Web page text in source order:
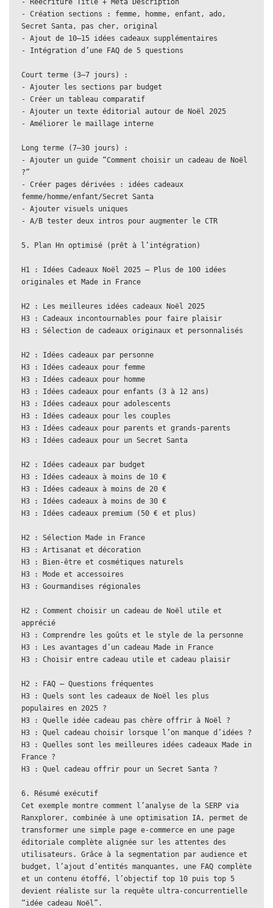
- Réécriture Title + Meta Description
- Création sections : femme, homme, enfant, ado,
Secret Santa, pas cher, original
- Ajout de 10–15 idées cadeaux supplémentaires
- Intégration d’une FAQ de 5 questions
Court terme (3–7 jours) :
- Ajouter les sections par budget
- Créer un tableau comparatif
- Ajouter un texte éditorial autour de Noël 2025
- Améliorer le maillage interne
Long terme (7–30 jours) :
- Ajouter un guide “Comment choisir un cadeau de Noël
?”
- Créer pages dérivées : idées cadeaux
femme/homme/enfant/Secret Santa
- Ajouter visuels uniques
- A/B tester deux intros pour augmenter le CTR
5. Plan Hn optimisé (prêt à l’intégration)
H1 : Idées Cadeaux Noël 2025 – Plus de 100 idées
originales et Made in France
H2 : Les meilleures idées cadeaux Noël 2025
H3 : Cadeaux incontournables pour faire plaisir
H3 : Sélection de cadeaux originaux et personnalisés
H2 : Idées cadeaux par personne
H3 : Idées cadeaux pour femme
H3 : Idées cadeaux pour homme
H3 : Idées cadeaux pour enfants (3 à 12 ans)
H3 : Idées cadeaux pour adolescents
H3 : Idées cadeaux pour les couples
H3 : Idées cadeaux pour parents et grands-parents
H3 : Idées cadeaux pour un Secret Santa
H2 : Idées cadeaux par budget
H3 : Idées cadeaux à moins de 10 €
H3 : Idées cadeaux à moins de 20 €
H3 : Idées cadeaux à moins de 30 €
H3 : Idées cadeaux premium (50 € et plus)
H2 : Sélection Made in France
H3 : Artisanat et décoration
H3 : Bien-être et cosmétiques naturels
H3 : Mode et accessoires
H3 : Gourmandises régionales
H2 : Comment choisir un cadeau de Noël utile et
apprécié
H3 : Comprendre les goûts et le style de la personne
H3 : Les avantages d’un cadeau Made in France
H3 : Choisir entre cadeau utile et cadeau plaisir
H2 : FAQ – Questions fréquentes
H3 : Quels sont les cadeaux de Noël les plus
populaires en 2025 ?
H3 : Quelle idée cadeau pas chère offrir à Noël ?
H3 : Quelles sont les meilleures idées cadeaux Made in
France ?
H3 : Quel cadeau offrir pour un Secret Santa ?
6. Résumé exécutif
Cet exemple montre comment l’analyse de la SERP via
Ranxplorer, combinée à une optimisation IA, permet de
transformer une simple page e-commerce en une page
éditoriale complète alignée sur les attentes des
utilisateurs. Grâce à la segmentation par audience et
budget, l’ajout d’entités manquantes, une FAQ complète
et un contenu étoffé, l’objectif top 10 puis top 5
devient réaliste sur la requête ultra-concurrentielle
“idée cadeau Noël”.